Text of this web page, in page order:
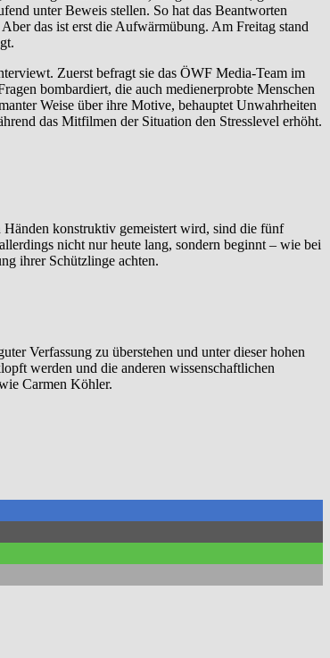
unter Beweis stellen. So hat das Beantworten
das ist erst die Aufwärmübung. Am Freitag stand
Zuerst befragt sie das ÖWF Media-Team im
bombardiert, die auch medienerprobte Menschen
Weise über ihre Motive, behauptet Unwahrheiten
das Mitfilmen der Situation den Stresslevel erhöht.
konstruktiv gemeistert wird, sind die fünf
nicht nur heute lang, sondern beginnt – wie bei
ihrer Schützlinge achten.
Verfassung zu überstehen und unter dieser hohen
werden und die anderen wissenschaftlichen
Carmen Köhler.